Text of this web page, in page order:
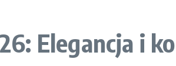
Elegancja i